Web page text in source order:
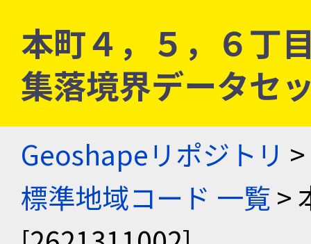
本町４，５，６丁
集落境界データセ
Geoshapeリポジトリ >
標準地域コード 一覧>